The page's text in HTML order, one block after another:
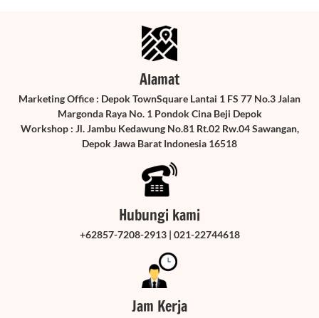
Alamat
Marketing Office : Depok TownSquare Lantai 1 FS 77 No.3 Jalan
Margonda Raya No. 1 Pondok Cina Beji Depok
Workshop : Jl. Jambu Kedawung No.81 Rt.02 Rw.04 Sawangan,
Depok Jawa Barat Indonesia 16518
Hubungi kami
+62857-7208-2913 | 021-22744618
Jam Kerja